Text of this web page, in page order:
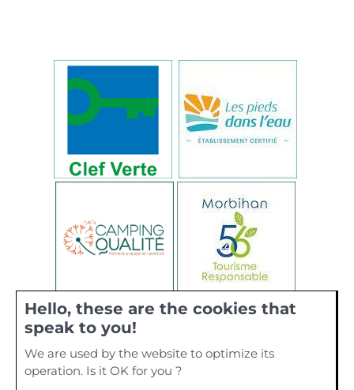
Hello, these are the cookies that
speak to you!
We are used by the website to optimize its
operation. Is it OK for you ?